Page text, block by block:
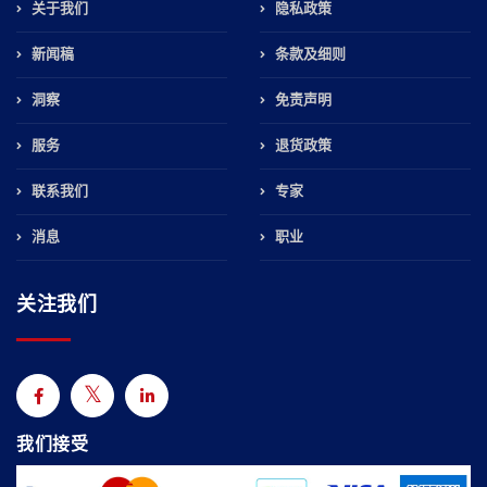
关于我们
新闻稿
洞察
服务
联系我们
消息
隐私政策
条款及细则
免责声明
退货政策
专家
职业
关注我们
我们接受